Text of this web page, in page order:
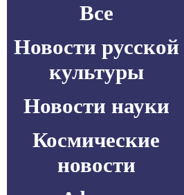
Все
Новости русской
культуры
Новости науки
Космические
новости